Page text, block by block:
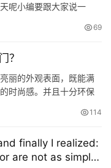
呢小编要跟大家说一
面上的免漆门大多数是
一样，进行PVC贴面处
69
？
丽的外观表面，既能满
时尚感。并且十分环保
门。 下面就带大家详细
赚到手软！ 什么是实木
114
finally I realized:
are not as simple